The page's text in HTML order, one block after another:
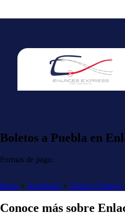
Boletos a Puebla en
Formas de pago:
Inicio > Autobuses > Enlaces Express
Conoce más sobre